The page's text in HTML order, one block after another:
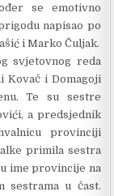
se emotivno
napisao po
i Marko Čuljak.
svjetovnog reda
Kovač i Domagoji
Te su sestre
a predsjednik
provinciji
primila sestra
ime provincije na
sestrama u čast.